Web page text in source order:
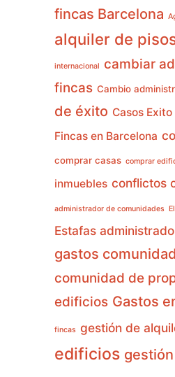
fincas Barcelona
alquiler de
internacional
cambiar
fincas Cambio
de éxito Casos
Fincas en Barcelona
comprar casas comprar
inmuebles conflictos
administrador de comunidades
Estafas
gastos comunidad
comunidad de
edificios Gastos
fincas gestión de
edificios